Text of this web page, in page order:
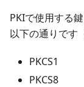
PKIで使用する
以下の通りです
PKCS1
PKCS8